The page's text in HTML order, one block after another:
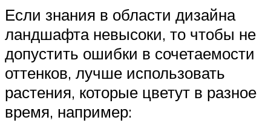
Если знания в области дизайна
ландшафта невысоки, то чтобы не
допустить ошибки в сочетаемости
оттенков, лучше использовать
растения, которые цветут в разное
время, например: